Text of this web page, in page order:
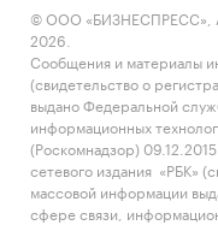
[1]Пользователем
кто использовал
течение
[2]Пользователем
© ООО «БИЗНЕСПРЕСС»,
2026.
Сообщения и материалы
(свидетельство о
выдано Федеральной
информационных
(Роскомнадзор)
сетевого издания «РБК»
массовой информации
сфере связи,